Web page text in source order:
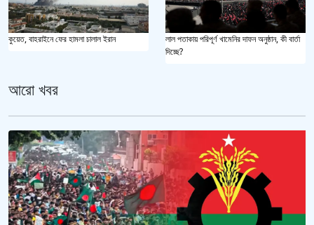
কুয়েত, বাহরাইনে ফের হামলা চালাল ইরান
লাল পতাকায় পরিপূর্ণ খামেনির দাফন অনুষ্ঠান, কী বার্তা
দিচ্ছে?
আরো খবর